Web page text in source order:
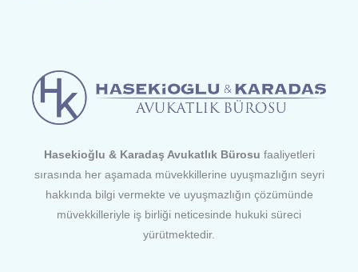
Hasekioğlu & Karadaş Avukatlık Bürosu faaliyetleri
sırasında her aşamada müvekkillerine uyuşmazlığın seyri
hakkında bilgi vermekte ve uyuşmazlığın çözümünde
müvekkilleriyle iş birliği neticesinde hukuki süreci
yürütmektedir.